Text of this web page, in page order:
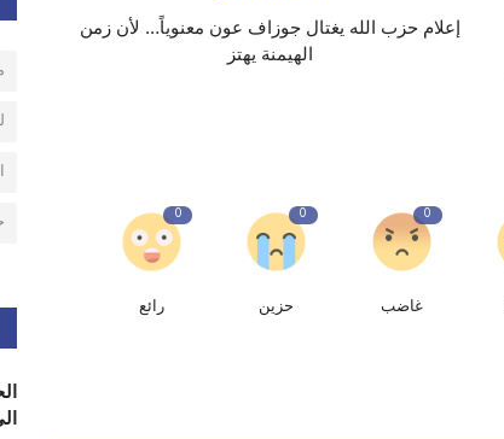
إعلام حزب الله يغتال جوزاف عون معنوياً… لأن زمن
الهيمنة يهتز
0
غاضب
0
حزين
0
رائع